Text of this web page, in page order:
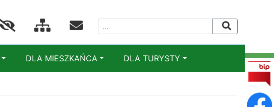
DLA MIESZKAŃCA DLA TURYSTY